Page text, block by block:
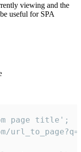
viewing and the
useful for SPA
page title';